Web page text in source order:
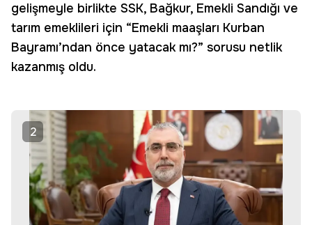
gelişmeyle birlikte SSK, Bağkur, Emekli Sandığı ve
tarım emeklileri için “Emekli maaşları Kurban
Bayramı’ndan önce yatacak mı?” sorusu netlik
kazanmış oldu.
2